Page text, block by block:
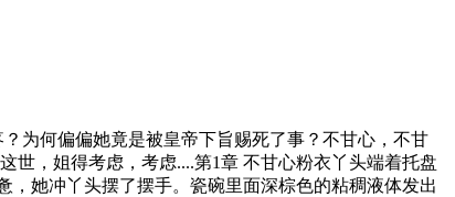
为何偏偏她竟是被皇帝下旨赐死了事？不甘心，不甘
世，姐得考虑，考虑....第1章 不甘心粉衣丫头端着托盘
，她冲丫头摆了摆手。瓷碗里面深棕色的粘稠液体发出